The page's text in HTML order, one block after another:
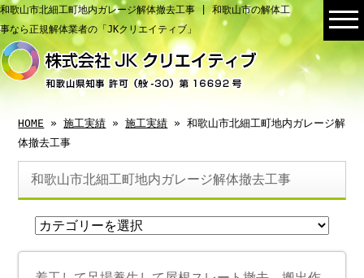
和歌山市北細工町地内ガレージ解体撤去工事 | 和歌山市の解体工
事なら正規解体業者の「JKクリエイティブ」
HOME »施工実績 »施工実績 » 和歌山市北細工町地内ガレージ解
体撤去工事
和歌山市北細工町地内ガレージ解体撤去工事